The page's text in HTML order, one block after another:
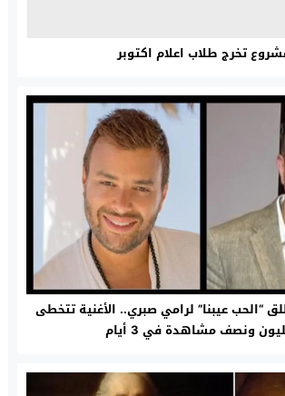
تخرج طلاب اعلام اكتوبر
“الحب عيبنا” لرامي صبري.. الأغنية تتخطى
ونصف مشاهدة في 3 أيام